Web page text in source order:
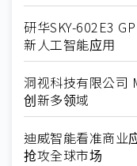
研华SKY-602E3
新人工智能应用
洞视科技有限公司
创新多领域
迪威智能看准商业
抢攻全球市场